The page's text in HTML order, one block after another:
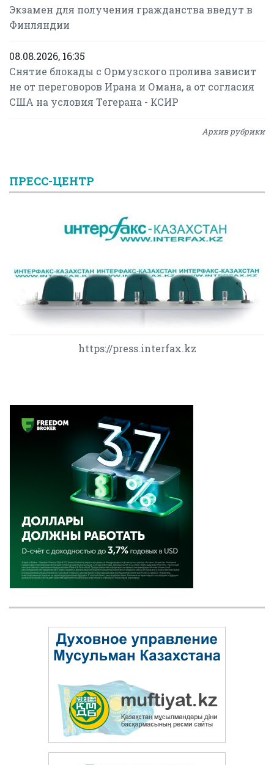
Экзамен для получения гражданства введут в
Финляндии
08.08.2026, 16:35
Снятие блокады с Ормузского пролива зависит
не от переговоров Ирана и Омана, а от согласия
США на условия Тегерана - КСИР
Архив рубрики
ПРЕСС-ЦЕНТР
https://press.interfax.kz